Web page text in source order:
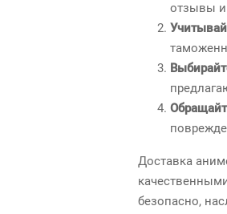
отзывы и
Доставка
безопасно,